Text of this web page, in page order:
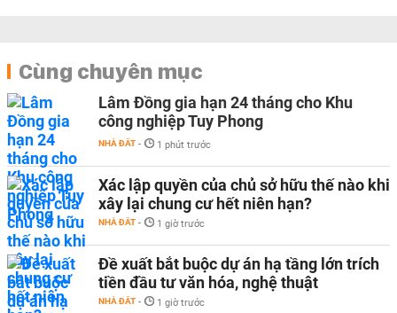
Cùng chuyên mục
Lâm Đồng gia hạn 24 tháng cho Khu
công nghiệp Tuy Phong
NHÀ ĐẤT - 1 phút trước
Xác lập quyền của chủ sở hữu thế nào khi
xây lại chung cư hết niên hạn?
NHÀ ĐẤT - 1 giờ trước
Đề xuất bắt buộc dự án hạ tầng lớn trích
tiền đầu tư văn hóa, nghệ thuật
NHÀ ĐẤT - 1 giờ trước